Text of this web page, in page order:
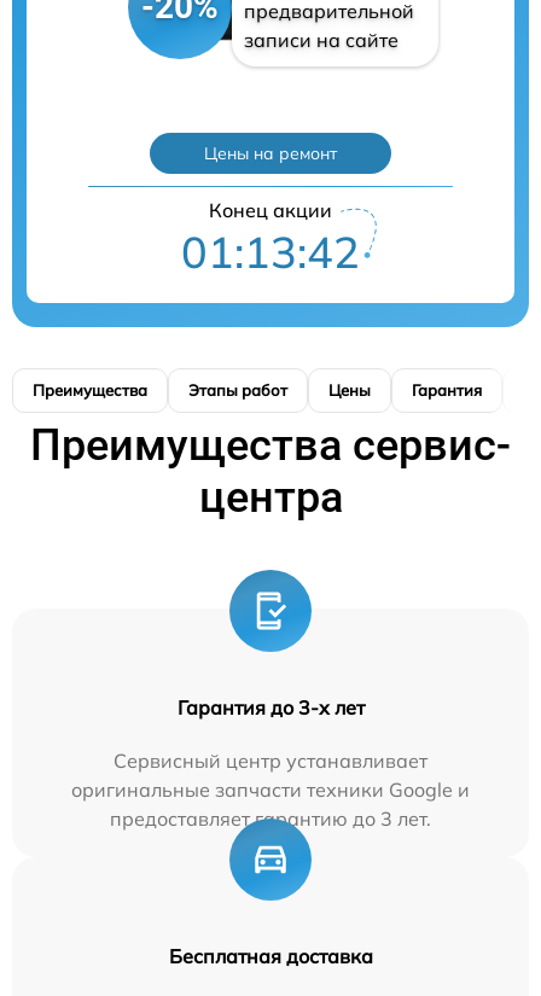
предварительной
записи на сайте
Цены на ремонт
Конец акции
01:13:41
Преимущества Этапы работ Цены Гарантия
Преимущества сервис-
центра
Гарантия до 3-х лет
Сервисный центр устанавливает
оригинальные запчасти техники Google и
предоставляет гарантию до 3 лет.
Бесплатная доставка